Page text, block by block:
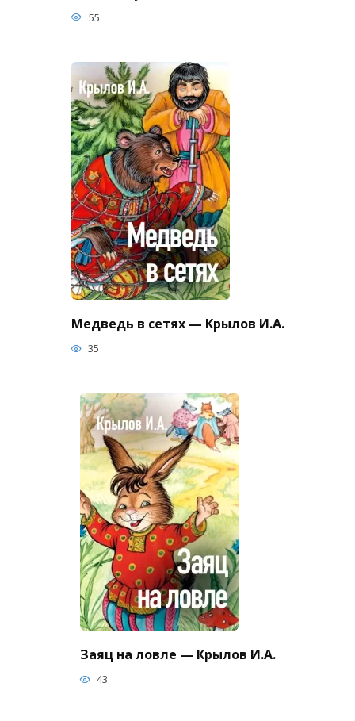
55
Медведь в сетях — Крылов И.А.
35
Заяц на ловле — Крылов И.А.
43